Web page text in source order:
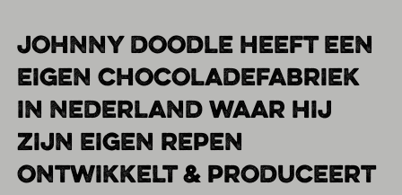
JOHNNY DOODLE HEEFT EEN
EIGEN CHOCOLADEFABRIEK
IN NEDERLAND WAAR HIJ
ZIJN EIGEN REPEN
ONTWIKKELT & PRODUCEERT